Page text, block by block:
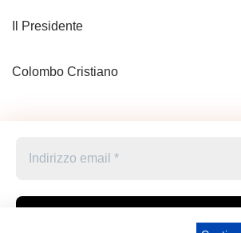
Il Presidente
Colombo Cristiano